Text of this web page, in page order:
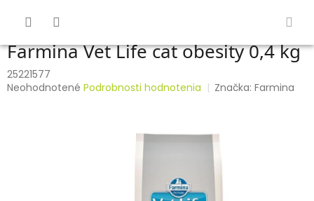
Farmina Vet Life cat obesity 0,4 kg
25221577
Priemerné
Neohodnotené Podrobnosti hodnotenia Značka:Farmina